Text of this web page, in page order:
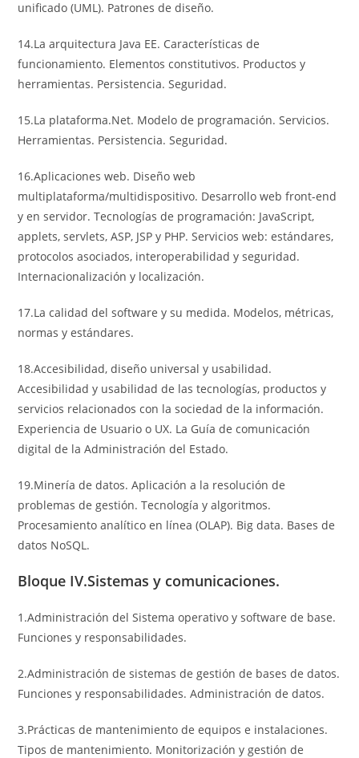
unificado (UML). Patrones de diseño.
14.La arquitectura Java EE. Características de
funcionamiento. Elementos constitutivos. Productos y
herramientas. Persistencia. Seguridad.
15.La plataforma.Net. Modelo de programación. Servicios.
Herramientas. Persistencia. Seguridad.
16.Aplicaciones web. Diseño web
multiplataforma/multidispositivo. Desarrollo web front-end
y en servidor. Tecnologías de programación: JavaScript,
applets, servlets, ASP, JSP y PHP. Servicios web: estándares,
protocolos asociados, interoperabilidad y seguridad.
Internacionalización y localización.
17.La calidad del software y su medida. Modelos, métricas,
normas y estándares.
18.Accesibilidad, diseño universal y usabilidad.
Accesibilidad y usabilidad de las tecnologías, productos y
servicios relacionados con la sociedad de la información.
Experiencia de Usuario o UX. La Guía de comunicación
digital de la Administración del Estado.
19.Minería de datos. Aplicación a la resolución de
problemas de gestión. Tecnología y algoritmos.
Procesamiento analítico en línea (OLAP). Big data. Bases de
datos NoSQL.
Bloque IV.Sistemas y comunicaciones.
1.Administración del Sistema operativo y software de base.
Funciones y responsabilidades.
2.Administración de sistemas de gestión de bases de datos.
Funciones y responsabilidades. Administración de datos.
3.Prácticas de mantenimiento de equipos e instalaciones.
Tipos de mantenimiento. Monitorización y gestión de